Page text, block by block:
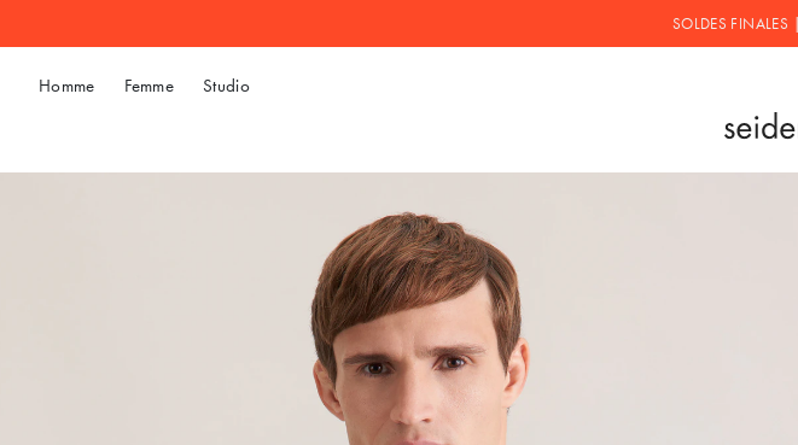
SOLDES FINALES |
Homme Femme Studio